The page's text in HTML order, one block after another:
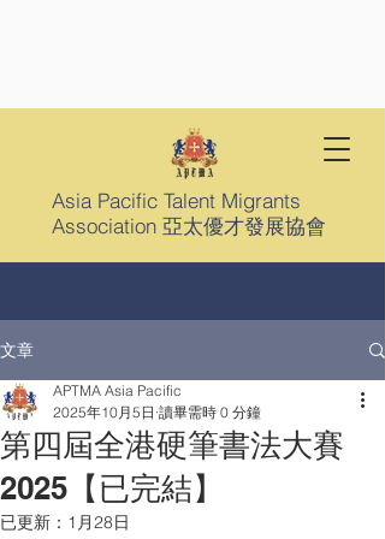
Asia Pacific Talent Migrants
Association 亞太優才發展協會
文章
第四屆全港硬筆書法大賽
2025【已完結】
APTMA Asia Pacific
2025年10月5日 讀畢需時 0 分鐘
已更新： 1月28日